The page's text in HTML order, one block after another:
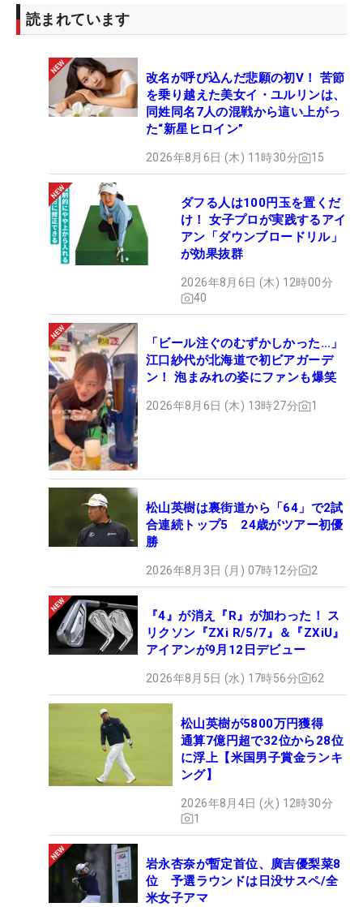
読まれています
改名が呼び込んだ悲願の初V！ 苦節
を乗り越えた美女イ・ユルリンは、
同姓同名7人の混戦から這い上がっ
た“新星ヒロイン”
2026年8月6日 (木) 11時30分 15
ダフる人は100円玉を置くだ
け！ 女子プロが実践するアイ
アン「ダウンブロードリル」
が効果抜群
2026年8月6日 (木) 12時00分
40
「ビール注ぐのむずかしかった…」
江口紗代が北海道で初ビアガーデ
ン！ 泡まみれの姿にファンも爆笑
2026年8月6日 (木) 13時27分 1
松山英樹は裏街道から「64」で2試
合連続トップ5 24歳がツアー初優
勝
2026年8月3日 (月) 07時12分 2
『4』が消え『R』が加わった！ ス
リクソン『ZXi R/5/7』＆『ZXiU』
アイアンが9月12日デビュー
2026年8月5日 (水) 17時56分 62
松山英樹が5800万円獲得
通算7億円超で32位から28位
に浮上【米国男子賞金ランキ
ング】
2026年8月4日 (火) 12時30分
1
岩永杏奈が暫定首位、廣吉優梨菜8
位 予選ラウンドは日没サスペ/全
米女子アマ